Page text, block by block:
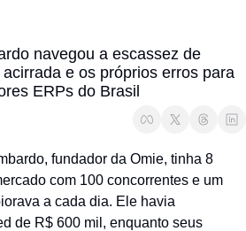
navegou a escassez de
e os próprios erros para
ERPs do Brasil
fundador da Omie, tinha 8
com 100 concorrentes e um
a cada dia. Ele havia
de R$ 600 mil, enquanto seus